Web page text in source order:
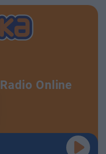
Radio Online